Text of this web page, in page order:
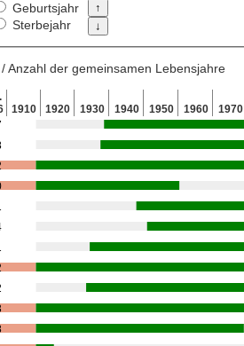
Geburtsjahr
Sterbejahr
Anzahl der gemeinsamen Lebensjahre
1910 1920 1930 1940 1950 1960 1970